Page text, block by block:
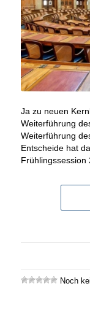
Ja zu neuen
Weiterführung
Weiterführung
Entscheide hat
Frühlingssession
Noch